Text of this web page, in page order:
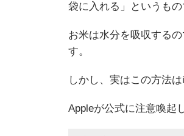
袋に入れる」というもの
お米は水分を吸収する
す。
しかし、実はこの方法
Appleが公式に注意喚起